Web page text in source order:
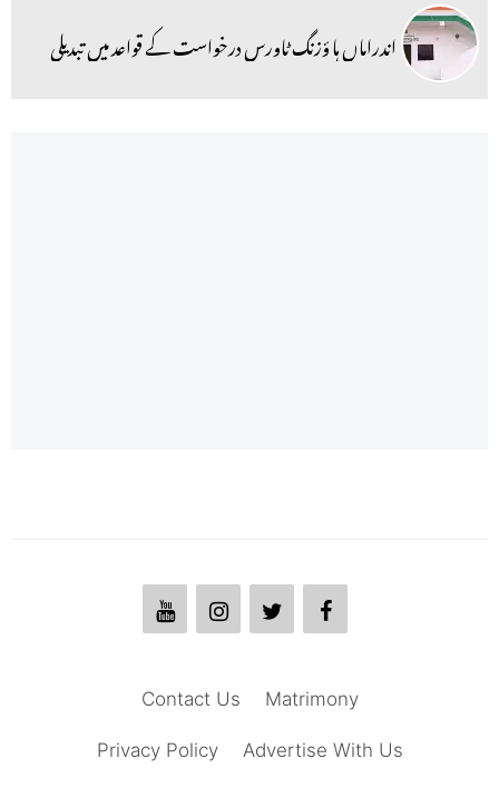
اندراماں ہا ؤزنگ ٹاورس درخواست کے قواعد میں تبدیلی
Matrimony
Contact Us
Advertise With Us
Privacy Policy